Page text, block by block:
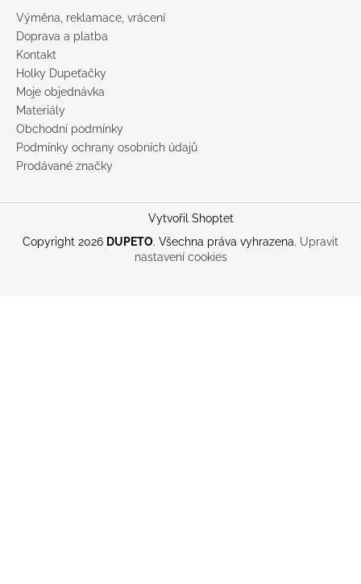
Výměna, reklamace, vrácení
Doprava a platba
Kontakt
Holky Dupeťačky
Moje objednávka
Materiály
Obchodní podmínky
Podmínky ochrany osobních údajů
Prodávané značky
Vytvořil Shoptet
Copyright 2026 DUPETO. Všechna práva vyhrazena. Upravit
nastavení cookies